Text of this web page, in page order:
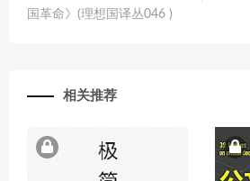
国革命》(理想国译丛046 )
相关推荐